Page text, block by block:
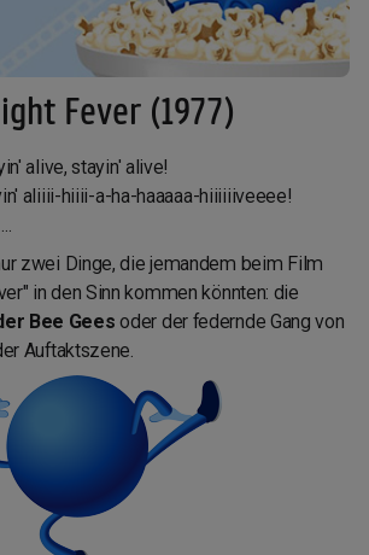
Fever (1977)
alive, stayin' alive!
aliiii-hiiii-a-ha-haaaaa-hiiiiiiveeee!
zwei Dinge, die jemandem beim Film
in den Sinn kommen könnten: die
Bee Geesoder der federnde Gang von
Auftaktszene.